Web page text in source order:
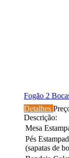
Fogão 2
Detalhes
Descrição:
Mesa
Pés
(sapatas de